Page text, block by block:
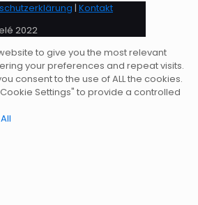
| Kontakt
2022
to give you the most relevant
your preferences and repeat visits.
consent to the use of ALL the cookies.
Settings" to provide a controlled